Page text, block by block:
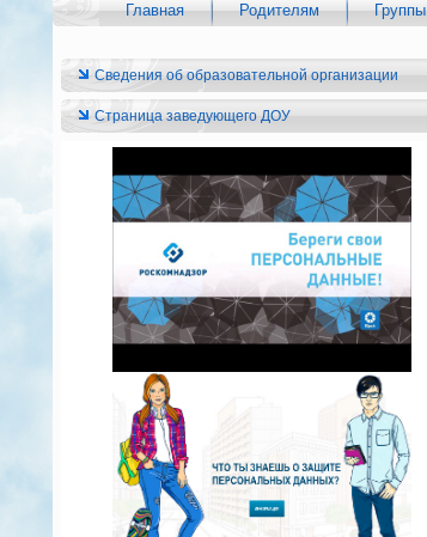
Главная Родителям Группы
Сведения об образовательной организации
Страница заведующего ДОУ